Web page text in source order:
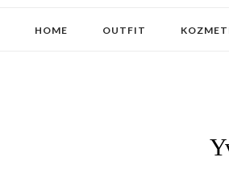
HOME OUTFIT